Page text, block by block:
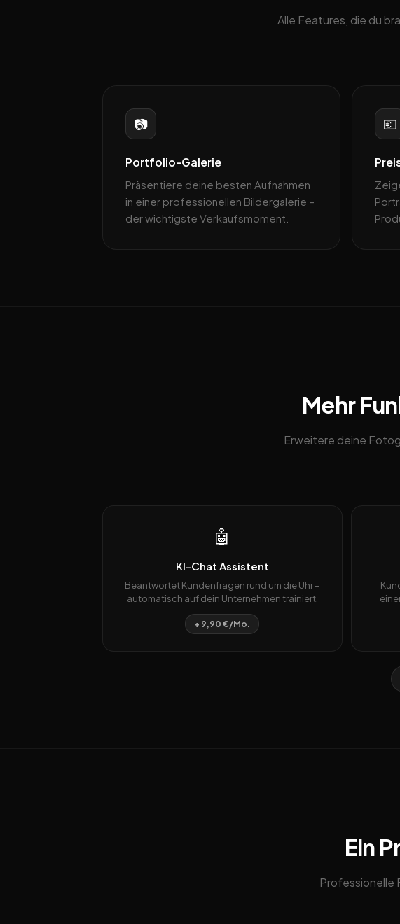
Alle Features, die du
📷
Portfolio-Galerie
Präsentiere deine besten Aufnahmen
in einer professionellen Bildergalerie –
der wichtigste Verkaufsmoment.
💶
Mehr
Erweitere deine
🤖
KI-Chat Assistent
Beantwortet Kundenfragen rund um die Uhr –
automatisch auf dein Unternehmen trainiert.
+ 9,90 €/Mo.
Ein